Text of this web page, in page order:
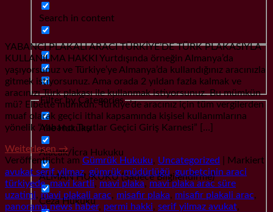
Search in content
Filter by Categories
Aile Hukuku
Alacak/İcra Hukuku
ALMAN HUKUKU (Sadece Bilgilendirme)
Ceza Hukuku
YABANCI PLAKALI ARACI TÜRKİYE’DE TÜRK PLAKASIYLA
KULLANILMA HAKKI Yurtdışında örneğin Almanya’da
yaşıyorsunuz ve Türkiye’ye Almanya’da kullandığınız aracınızla
gitmek istiyorsunuz. Ama orada 2 yıldan fazla kalmak ve
aracınızı Türk plakası ile kullanmak istiyorsunuz. Bu mümkün
mü? Elbette mümkün. Türkiye’de aracınız için tüm vergilerden
muaf olarak geçici ithal kapsamında kişisel kullanımlarına
yönelik “Yabancı Taşıtlar Geçici Giriş Karnesi” […]
Weiterlesen→
Veröffentlicht am Gümrük Hukuku, Uncategorized
Markiert
avukat serif yilmaz, gümrük müdürlüğü,gurbetcinin araci
türkiyede,mavi kartli, mavi plaka, mavi plaka arac süre
uzatimi, mavi plakali arac, misafir plaka, misafir plakali arac,
panorama news haber, permi hakki, serif yilmaz avukat,